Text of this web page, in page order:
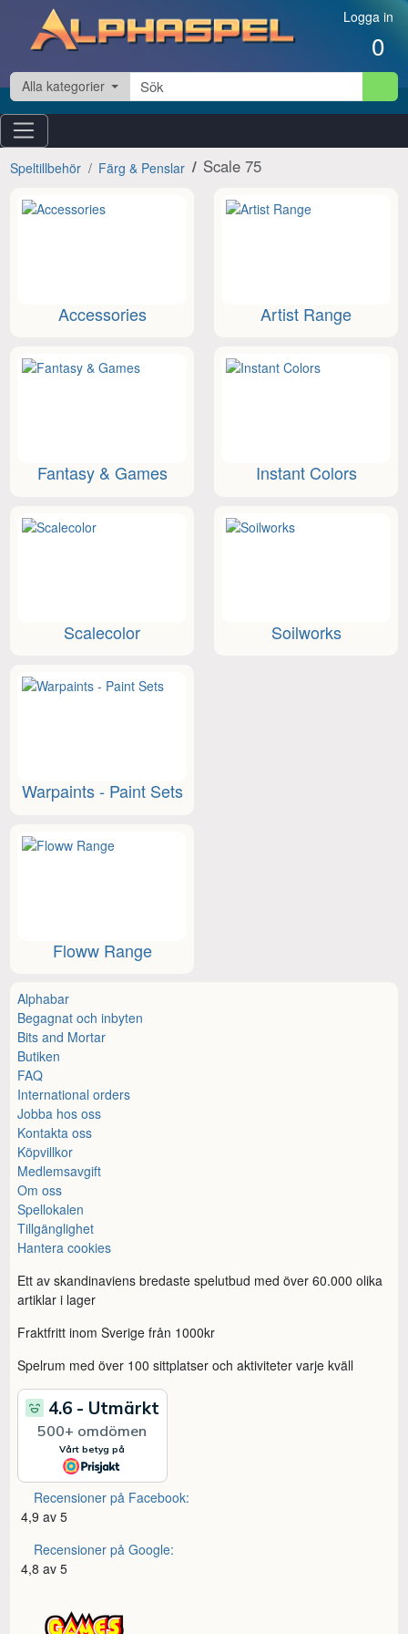
Hoppa till innehåll Logga in
0
Alla kategorier
Speltillbehör Färg & Penslar Scale 75
Accessories Artist Range
Fantasy & Games Instant Colors
Scalecolor Soilworks
Warpaints - Paint Sets
Floww Range
Alphabar
Begagnat och inbyten
Bits and Mortar
Butiken
FAQ
International orders
Jobba hos oss
Kontakta oss
Köpvillkor
Medlemsavgift
Om oss
Spellokalen
Tillgänglighet
Hantera cookies
Ett av skandinaviens bredaste spelutbud med över 60.000 olika
artiklar i lager
Fraktfritt inom Sverige från 1000kr
Spelrum med över 100 sittplatser och aktiviteter varje kväll
Recensioner på Facebook:
4,9 av 5
Recensioner på Google:
4,8 av 5